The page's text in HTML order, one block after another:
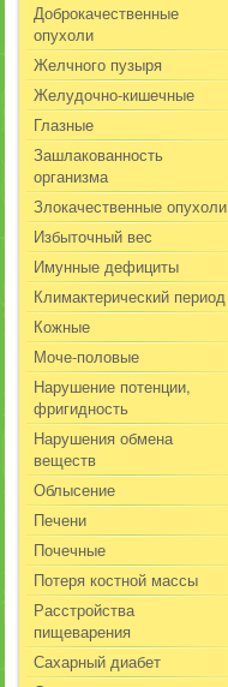
Доброкачественные
опухоли
Желчного пузыря
Желудочно-кишечные
Глазные
Зашлакованность
организма
Злокачественные опухоли
Избыточный вес
Имунные дефициты
Климактерический период
Кожные
Моче-половые
Нарушение потенции,
фригидность
Нарушения обмена
веществ
Облысение
Печени
Почечные
Потеря костной массы
Расстройства
пищеварения
Сахарный диабет